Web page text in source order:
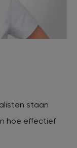
staan
hoe effectief